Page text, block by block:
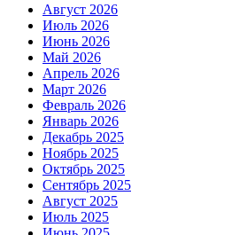
Август 2026
Июль 2026
Июнь 2026
Май 2026
Апрель 2026
Март 2026
Февраль 2026
Январь 2026
Декабрь 2025
Ноябрь 2025
Октябрь 2025
Сентябрь 2025
Август 2025
Июль 2025